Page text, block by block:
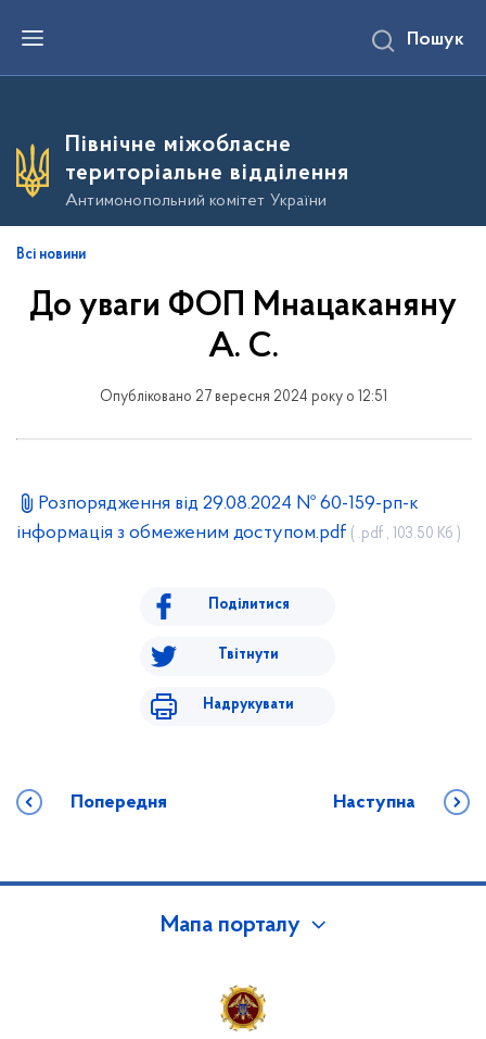
е
о
о
в
Пошук
Північне міжобласне
територіальне відділення
Антимонопольний комітет України
Всі новини
До уваги ФОП Мнацаканяну
А. С.
Опубліковано 27 вересня 2024 року о 12:51
Розпорядження від 29.08.2024 № 60-159-рп-к
інформація з обмеженим доступом.pdf ( .pdf , 103.50 Кб )
Поділитися
Твітнути
Надрукувати
Попередня Наступна
Мапа порталу